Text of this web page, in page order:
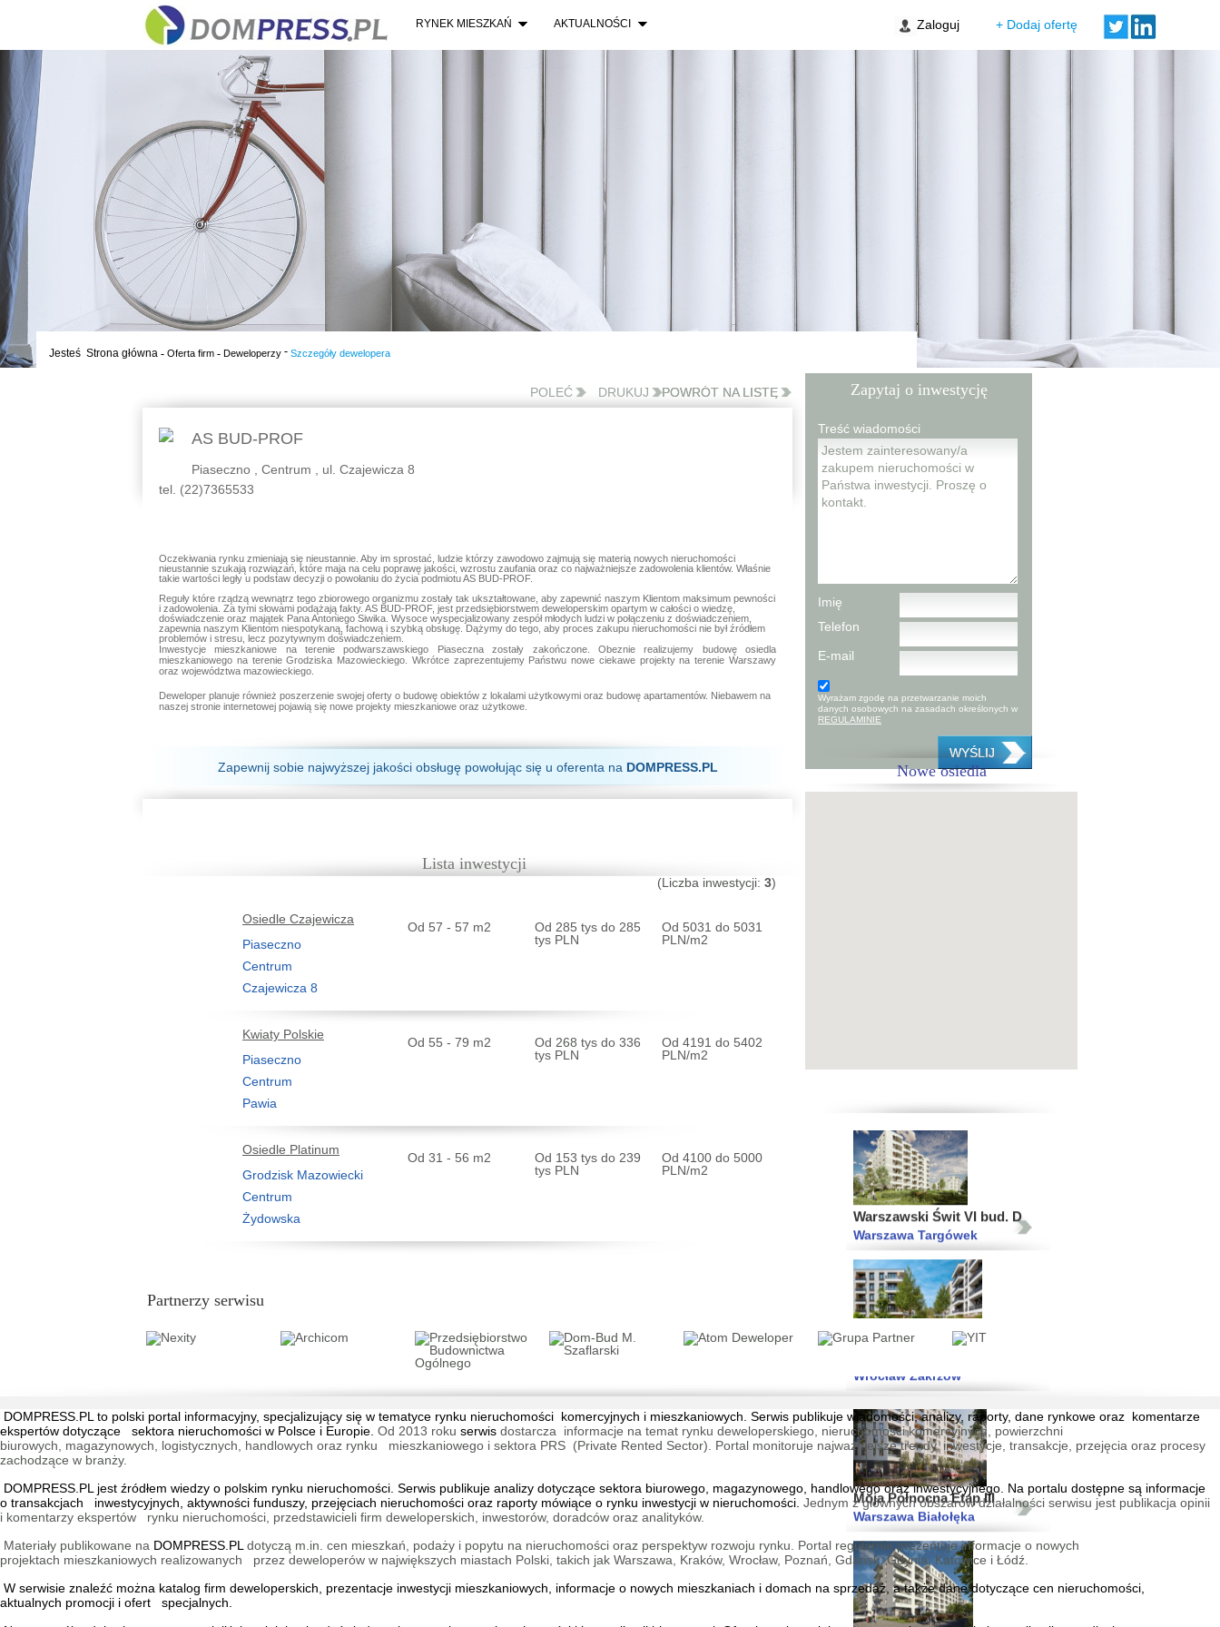
RYNEK MIESZKAŃ AKTUALNOŚCI + Dodaj ofertę
Zaloguj
Jesteś Strona główna - Oferta firm - Deweloperzy - Szczegóły dewelopera
POWRÓT NA LISTĘ
AS BUD-PROF
Piaseczno , Centrum , ul. Czajewicza 8
tel. (22)7365533
Oczekiwania rynku zmieniają się nieustannie. Aby im sprostać, ludzie którzy zawodowo zajmują się materią nowych nieruchomości
nieustannie szukają rozwiązań, które maja na celu poprawę jakości, wzrostu zaufania oraz co najważniejsze zadowolenia klientów. Właśnie
takie wartości legły u podstaw decyzji o powołaniu do życia podmiotu AS BUD-PROF.
Reguły które rządzą wewnątrz tego zbiorowego organizmu zostały tak ukształtowane, aby zapewnić naszym Klientom maksimum pewności
i zadowolenia. Za tymi słowami podążają fakty. AS BUD-PROF, jest przedsiębiorstwem deweloperskim opartym w całości o wiedzę,
doświadczenie oraz majątek Pana Antoniego Siwika. Wysoce wyspecjalizowany zespół młodych ludzi w połączeniu z doświadczeniem,
zapewnia naszym Klientom niespotykaną, fachową i szybką obsługę. Dążymy do tego, aby proces zakupu nieruchomości nie był źródłem
problemów i stresu, lecz pozytywnym doświadczeniem.
Inwestycje mieszkaniowe na terenie podwarszawskiego Piaseczna zostały zakończone. Obeznie realizujemy budowę osiedla
mieszkaniowego na terenie Grodziska Mazowieckiego. Wkrótce zaprezentujemy Państwu nowe ciekawe projekty na terenie Warszawy
oraz województwa mazowieckiego.
Deweloper planuje również poszerzenie swojej oferty o budowę obiektów z lokalami użytkowymi oraz budowę apartamentów. Niebawem na
naszej stronie internetowej pojawią się nowe projekty mieszkaniowe oraz użytkowe.
Zapewnij sobie najwyższej jakości obsługę powołując się u oferenta na DOMPRESS.PL
Lista inwestycji
(Liczba inwestycji: 3)
Osiedle Czajewicza
Piaseczno
Centrum
Czajewicza 8
Od 57 - 57 m2
Od 285 tys do 285
tys PLN
Od 5031 do 5031
PLN/m2
Kwiaty Polskie
Piaseczno
Centrum
Pawia
Od 55 - 79 m2
Od 268 tys do 336
tys PLN
Od 4191 do 5402
PLN/m2
Osiedle Platinum
Grodzisk Mazowiecki
Centrum
Żydowska
Od 31 - 56 m2
Od 153 tys do 239
tys PLN
Od 4100 do 5000
PLN/m2
Zapytaj o inwestycję
Treść wiadomości
Imię
Telefon
E-mail
Wyrażam zgodę na przetwarzanie moich
danych osobowych na zasadach określonych w
REGULAMINIE
WYŚLIJ
Nowe osiedla
Przystań Żerań
Lokum Porto Etap VI bud. F
Wrocław Stare Miasto
Warszawski Świt VII bud. A
Warszawa Targówek
użytkowe
Warszawa Targówek
Warszawski Świt VIII bud. B1
Warszawa Targówek
Warszawski Świt VI bud. D
Warszawa Targówek
Lokum Verde Etap III
Wrocław Zakrzów
Moja Północna Etap III
Warszawa Białołęka
Warszawski Świt XI - lokale
użytkowe
Partnerzy serwisu
DOMPRESS.PL to polski portal informacyjny, specjalizujący się w tematyce rynku nieruchomości komercyjnych i mieszkaniowych. Serwis publikuje wiadomości, analizy, raporty, dane rynkowe oraz komentarze
ekspertów dotyczące sektora nieruchomości w Polsce i Europie. Od 2013 roku serwis dostarcza informacje na temat rynku deweloperskiego, nieruchomości komercyjnych, powierzchni
biurowych, magazynowych, logistycznych, handlowych oraz rynku mieszkaniowego i sektora PRS (Private Rented Sector). Portal monitoruje najważniejsze trendy, inwestycje, transakcje, przejęcia oraz procesy
zachodzące w branży.
DOMPRESS.PL jest źródłem wiedzy o polskim rynku nieruchomości. Serwis publikuje analizy dotyczące sektora biurowego, magazynowego, handlowego oraz inwestycyjnego. Na portalu dostępne są informacje
o transakcjach inwestycyjnych, aktywności funduszy, przejęciach nieruchomości oraz raporty mówiące o rynku inwestycji w nieruchomości. Jednym z głównych obszarów działalności serwisu jest publikacja opinii
i komentarzy ekspertów rynku nieruchomości, przedstawicieli firm deweloperskich, inwestorów, doradców oraz analityków.
Materiały publikowane na DOMPRESS.PL dotyczą m.in. cen mieszkań, podaży i popytu na nieruchomości oraz perspektyw rozwoju rynku. Portal regularnie prezentuje informacje o nowych
projektach mieszkaniowych realizowanych przez deweloperów w największych miastach Polski, takich jak Warszawa, Kraków, Wrocław, Poznań, Gdańsk, Gdynia, Katowice i Łódź.
W serwisie znaleźć można katalog firm deweloperskich , prezentacje inwestycji mieszkaniowych, informacje o nowych mieszkaniach i domach na sprzedaż, a także dane dotyczące cen nieruchomości,
aktualnych promocji i ofert specjalnych.